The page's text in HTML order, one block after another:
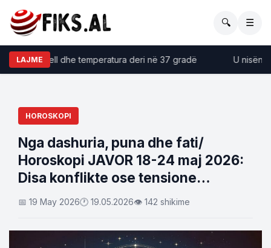
🔍 ☰
LAJME
me diell dhe temperatura deri në 37 gradë U nisën
HOROSKOPI
Nga dashuria, puna dhe fati/
Horoskopi JAVOR 18-24 maj 2026:
Disa konflikte ose tensione…
📅 19 May 2026🕐 19.05.2026👁 142 shikime